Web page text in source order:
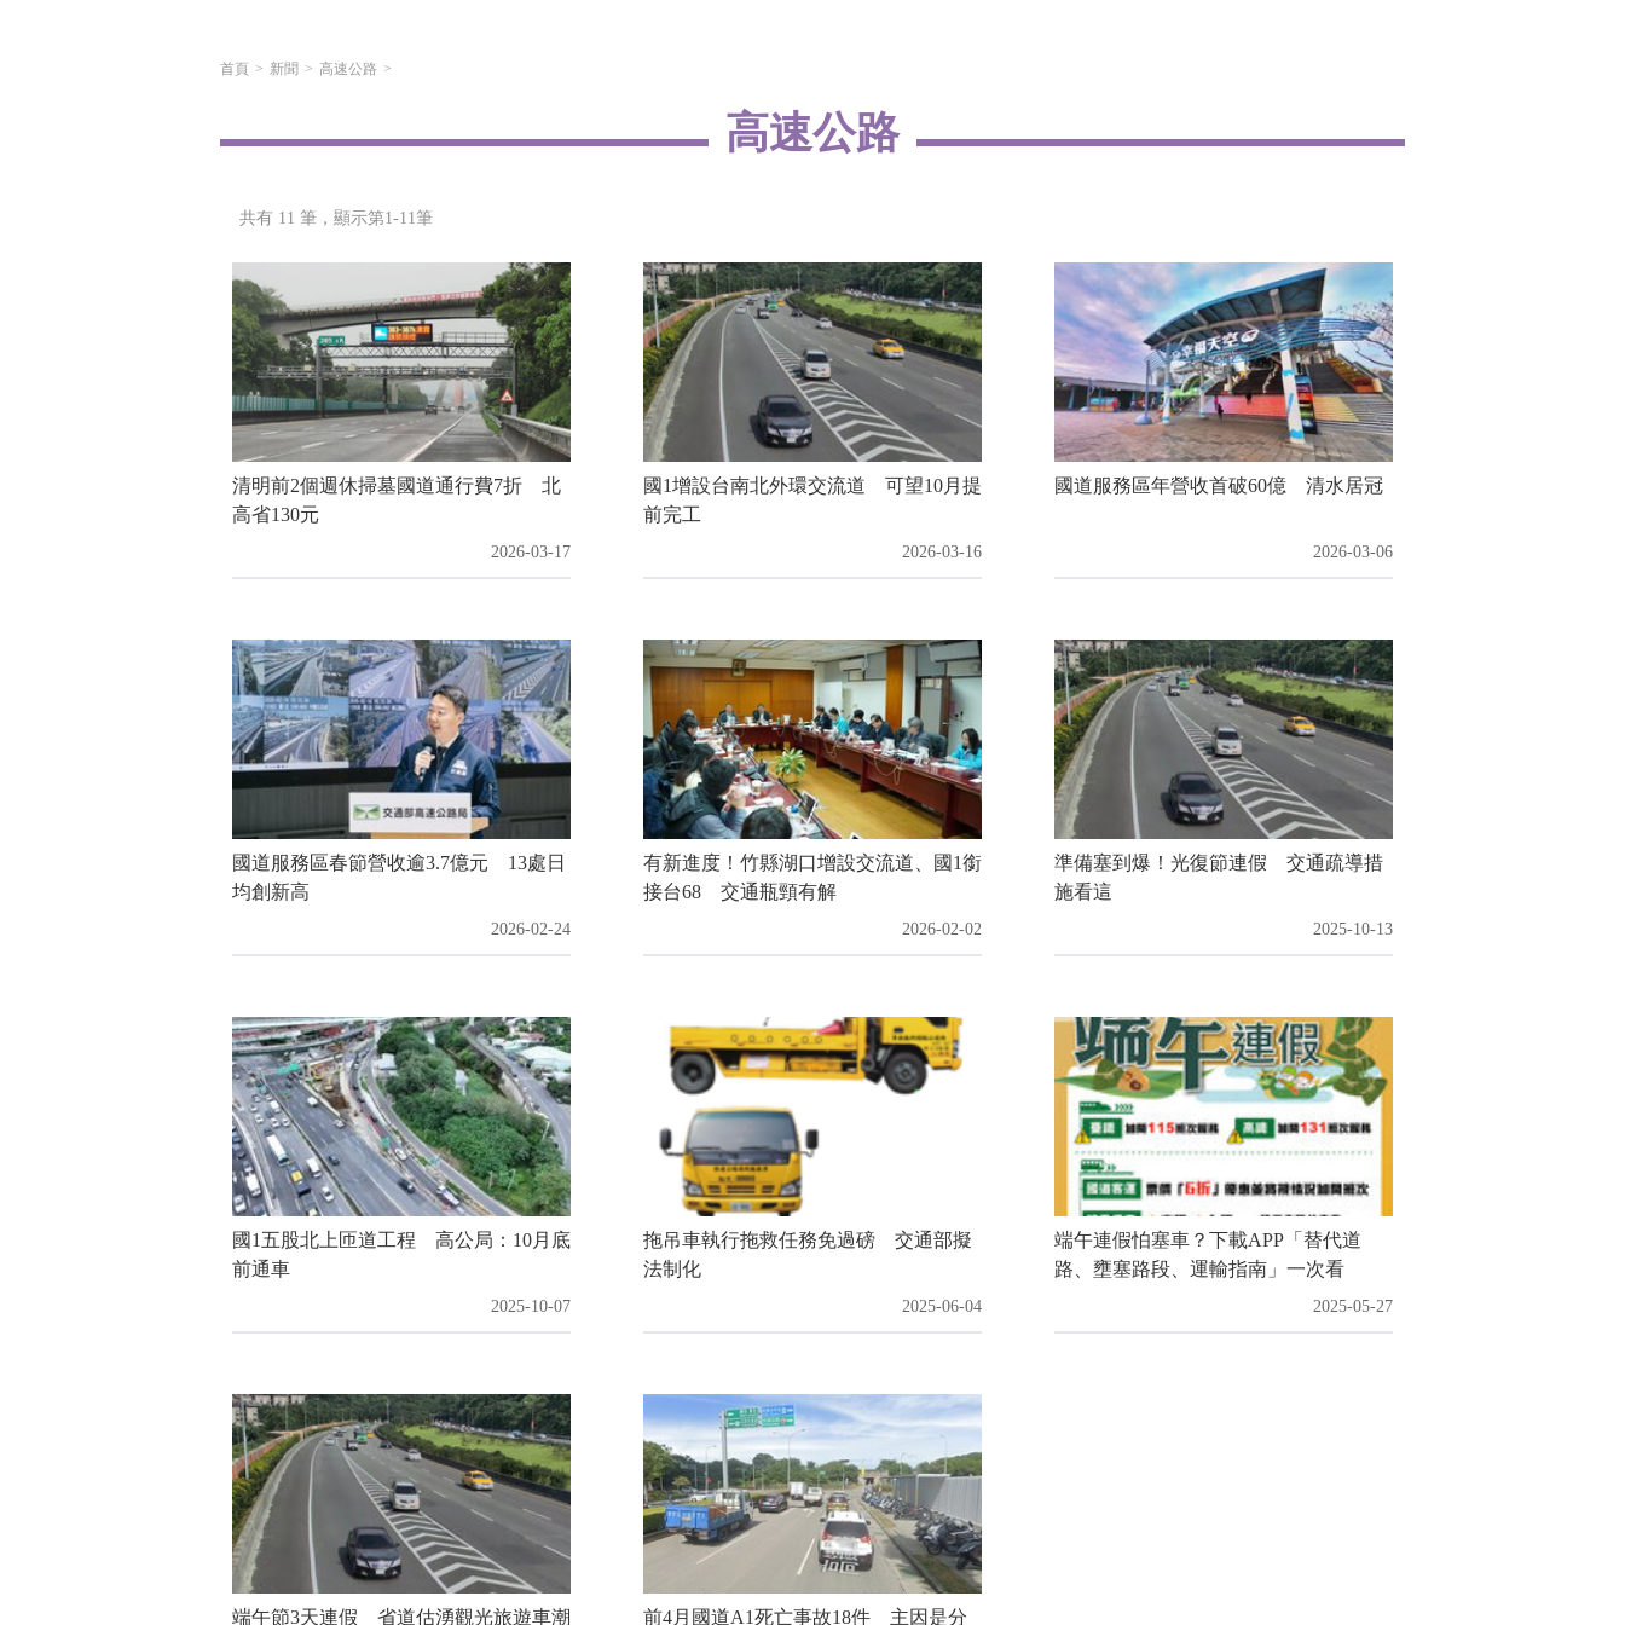
首頁 新聞 高速公路
高速公路
共有 11 筆， 顯示第1-11筆
清明前2個週休掃墓國道通行費7折 北
高省130元
2026-03-17
國1增設台南北外環交流道 可望10月提
前完工
2026-03-16
國道服務區年營收首破60億 清水居冠
2026-03-06
國道服務區春節營收逾3.7億元 13處日
均創新高
2026-02-24
有新進度！竹縣湖口增設交流道、國1銜
接台68 交通瓶頸有解
2026-02-02
準備塞到爆！光復節連假 交通疏導措
施看這
2025-10-13
國1五股北上匝道工程 高公局：10月底
前通車
2025-10-07
拖吊車執行拖救任務免過磅 交通部擬
法制化
2025-06-04
端午連假怕塞車？下載APP「替代道
路、壅塞路段、運輸指南」一次看
2025-05-27
端午節3天連假 省道估湧觀光旅遊車潮 前4月國道A1死亡事故18件 主因是分